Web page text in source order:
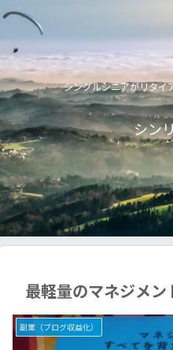
シングルシニアがリタイ
シン
最軽量のマネジメ
副業（ブログ収益化）